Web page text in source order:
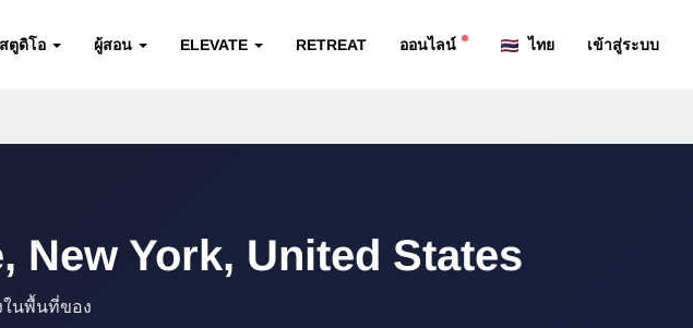
สตูดิโอ ผู้สอน ELEVATE RETREAT ออนไลน์ ไทย เข้าสู่ระบบ
York, United States
ในพื้นที่ของ